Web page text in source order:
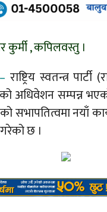
कुर्मी , कपिलवस्तु ।
राष्ट्रिय स्वतन्त्र
अधिवेशन सम्पन्न
सभापतित्वमा नयाँ
छ ।